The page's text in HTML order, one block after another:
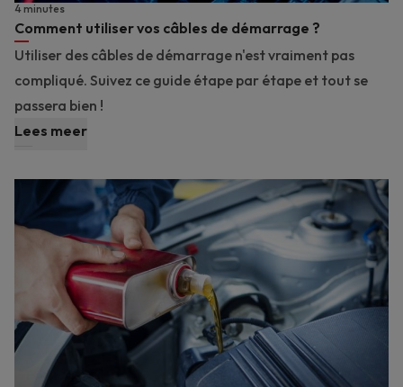
Comment utiliser vos câbles de démarrage ?
4 minutes
Utiliser des câbles de démarrage n'est vraiment pas
compliqué. Suivez ce guide étape par étape et tout se
passera bien !
Lees meer